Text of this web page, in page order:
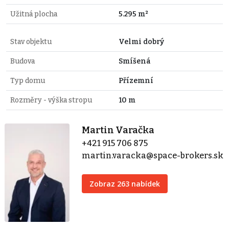
Užitná plocha 5.295 m²
Stav objektu Velmi dobrý
Budova Smíšená
Typ domu Přízemní
Rozměry - výška stropu 10 m
Martin Varačka
+421 915 706 875
martin.varacka@space-brokers.sk
Zobraz 263 nabídek